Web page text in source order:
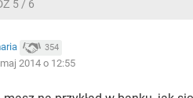
5 / 6
354
2014 o 12:55